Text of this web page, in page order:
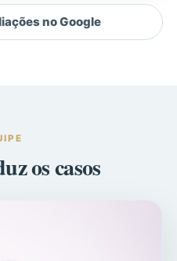
no Google
os casos